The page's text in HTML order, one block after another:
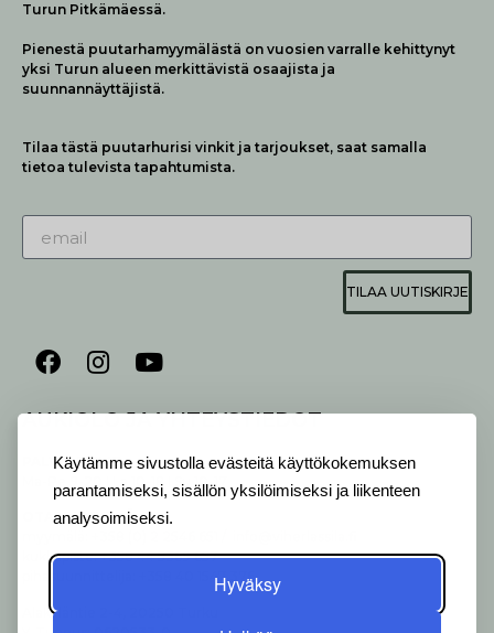
Käytämme sivustolla evästeitä käyttökokemuksen
parantamiseksi, sisällön yksilöimiseksi ja liikenteen
analysoimiseksi.
Hyväksy
Turun Pitkämäessä.
Pienestä puutarhamyymälästä on vuosien varralle kehittynyt
yksi Turun alueen merkittävistä osaajista ja
suunnannäyttäjistä.
Tilaa tästä puutarhurisi vinkit ja tarjoukset, saat samalla
tietoa tulevista tapahtumista.
TILAA UUTISKIRJE
AUKIOLO JA YHTEYSTIEDOT
ALVELEMME:
Ma-Pe 9-20 I La 10-18 I Su 10-17
OTA YHTEYTTÄ:
kukkapiste: +358 44 5369 657
pihasuunnittelija: +358 40 1547 376
Alakyläntie 2-4, 20250 Turku